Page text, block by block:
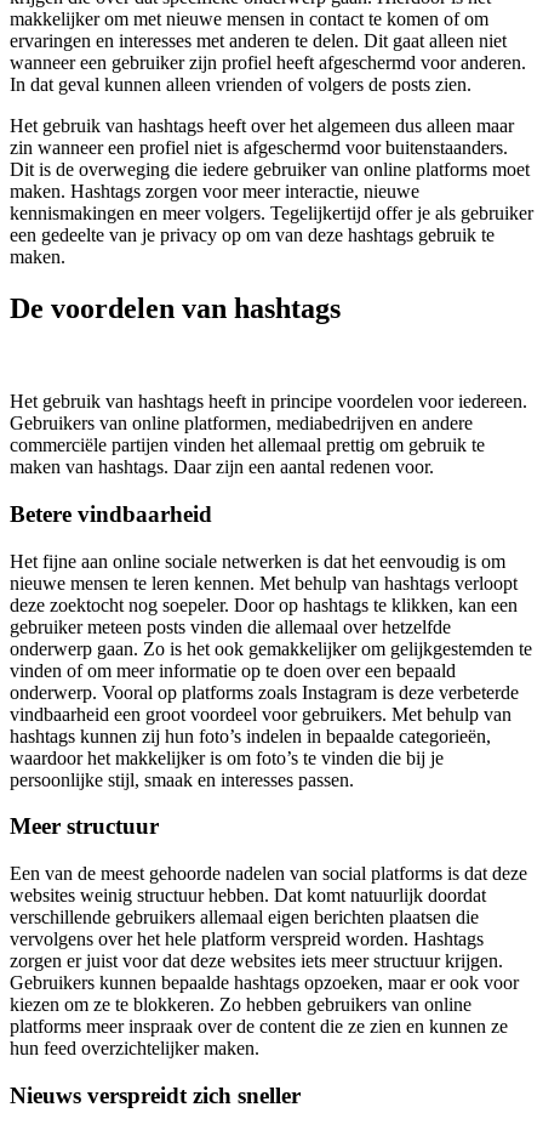
makkelijker om met nieuwe mensen in contact te komen of om
ervaringen en interesses met anderen te delen. Dit gaat alleen niet
wanneer een gebruiker zijn profiel heeft afgeschermd voor anderen.
In dat geval kunnen alleen vrienden of volgers de posts zien.
Het gebruik van hashtags heeft over het algemeen dus alleen maar
zin wanneer een profiel niet is afgeschermd voor buitenstaanders.
Dit is de overweging die iedere gebruiker van online platforms moet
maken. Hashtags zorgen voor meer interactie, nieuwe
kennismakingen en meer volgers. Tegelijkertijd offer je als gebruiker
een gedeelte van je privacy op om van deze hashtags gebruik te
maken.
De voordelen van hashtags
Het gebruik van hashtags heeft in principe voordelen voor iedereen.
Gebruikers van online platformen, mediabedrijven en andere
commerciële partijen vinden het allemaal prettig om gebruik te
maken van hashtags. Daar zijn een aantal redenen voor.
Betere vindbaarheid
Het fijne aan online sociale netwerken is dat het eenvoudig is om
nieuwe mensen te leren kennen. Met behulp van hashtags verloopt
deze zoektocht nog soepeler. Door op hashtags te klikken, kan een
gebruiker meteen posts vinden die allemaal over hetzelfde
onderwerp gaan. Zo is het ook gemakkelijker om gelijkgestemden te
vinden of om meer informatie op te doen over een bepaald
onderwerp. Vooral op platforms zoals Instagram is deze verbeterde
vindbaarheid een groot voordeel voor gebruikers. Met behulp van
hashtags kunnen zij hun foto’s indelen in bepaalde categorieën,
waardoor het makkelijker is om foto’s te vinden die bij je
persoonlijke stijl, smaak en interesses passen.
Meer structuur
Een van de meest gehoorde nadelen van social platforms is dat deze
websites weinig structuur hebben. Dat komt natuurlijk doordat
verschillende gebruikers allemaal eigen berichten plaatsen die
vervolgens over het hele platform verspreid worden. Hashtags
zorgen er juist voor dat deze websites iets meer structuur krijgen.
Gebruikers kunnen bepaalde hashtags opzoeken, maar er ook voor
kiezen om ze te blokkeren. Zo hebben gebruikers van online
platforms meer inspraak over de content die ze zien en kunnen ze
hun feed overzichtelijker maken.
Nieuws verspreidt zich sneller